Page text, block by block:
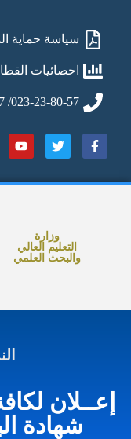
سياسة حماية
احصائيات
023-23-80-57/ 023-23-80-77
وزارة
التعليم العالي
والبحث العلمي
إعــلان
شهادة